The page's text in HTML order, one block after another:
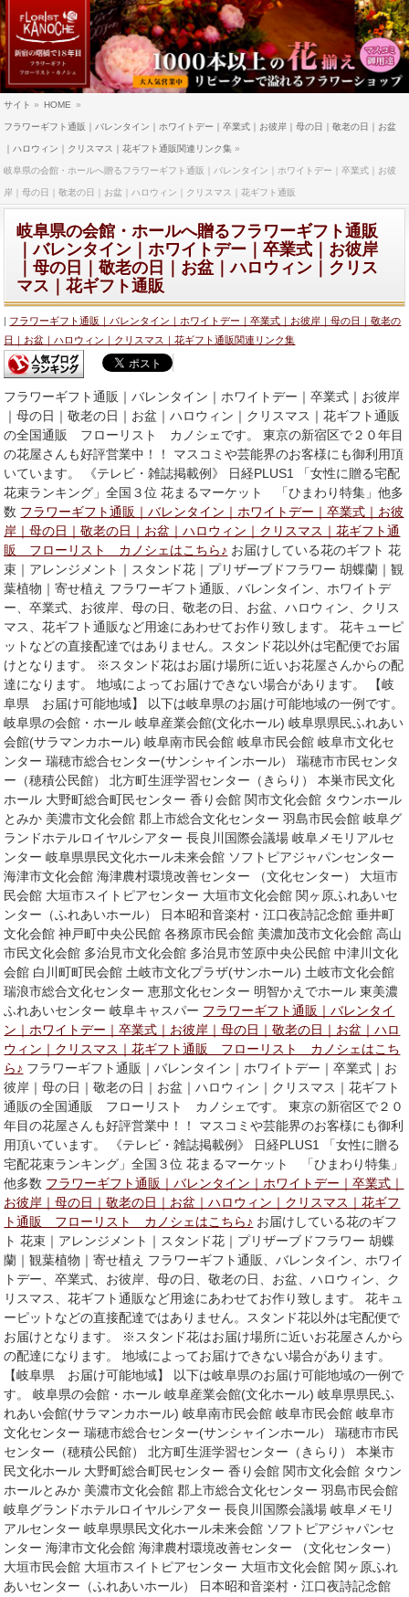
サイト » HOME »
フラワーギフト通販｜バレンタイン｜ホワイトデー｜卒業式｜お彼岸｜母の日｜敬老の日｜お盆
｜ハロウィン｜クリスマス｜花ギフト通販関連リンク集 »
岐阜県の会館・ホールへ贈るフラワーギフト通販｜バレンタイン｜ホワイトデー｜卒業式｜お彼
岸｜母の日｜敬老の日｜お盆｜ハロウィン｜クリスマス｜花ギフト通販
岐阜県の会館・ホールへ贈るフラワーギフト通販
｜バレンタイン｜ホワイトデー｜卒業式｜お彼岸
｜母の日｜敬老の日｜お盆｜ハロウィン｜クリス
マス｜花ギフト通販
フラワーギフト通販｜バレンタイン｜ホワイトデー｜卒業式｜お彼岸｜母の日｜敬老の
日｜お盆｜ハロウィン｜クリスマス｜花ギフト通販関連リンク集
フラワーギフト通販｜バレンタイン｜ホワイトデー｜卒業式｜お彼岸
｜母の日｜敬老の日｜お盆｜ハロウィン｜クリスマス｜花ギフト通販
の全国通販 フローリスト カノシェです。 東京の新宿区で２０年目
の花屋さんも好評営業中！！ マスコミや芸能界のお客様にも御利用頂
いています。 《テレビ・雑誌掲載例》 日経PLUS1 「女性に贈る宅配
花束ランキング」全国３位 花まるマーケット 「ひまわり特集」他多
数 フラワーギフト通販｜バレンタイン｜ホワイトデー｜卒業式｜お彼
岸｜母の日｜敬老の日｜お盆｜ハロウィン｜クリスマス｜花ギフト通
販 フローリスト カノシェはこちら♪ お届けしている花のギフト 花
束｜アレンジメント｜スタンド花｜プリザーブドフラワー 胡蝶蘭｜観
葉植物｜寄せ植え フラワーギフト通販、バレンタイン、ホワイトデ
ー、卒業式、お彼岸、母の日、敬老の日、お盆、ハロウィン、クリス
マス、花ギフト通販など用途にあわせてお作り致します。 花キューピ
ットなどの直接配達ではありません。スタンド花以外は宅配便でお届
けとなります。 ※スタンド花はお届け場所に近いお花屋さんからの配
達になります。 地域によってお届けできない場合があります。 【岐
阜県 お届け可能地域】 以下は岐阜県のお届け可能地域の一例です。
岐阜県の会館・ホール 岐阜産業会館(文化ホール) 岐阜県県民ふれあい
会館(サラマンカホール) 岐阜南市民会館 岐阜市民会館 岐阜市文化セ
ンター 瑞穂市総合センター(サンシャインホール） 瑞穂市市民センタ
ー（穂積公民館） 北方町生涯学習センター（きらり） 本巣市民文化
ホール 大野町総合町民センター 香り会館 関市文化会館 タウンホール
とみか 美濃市文化会館 郡上市総合文化センター 羽島市民会館 岐阜グ
ランドホテルロイヤルシアター 長良川国際会議場 岐阜メモリアルセ
ンター 岐阜県県民文化ホール未来会館 ソフトピアジャパンセンター
海津市文化会館 海津農村環境改善センター （文化センター） 大垣市
民会館 大垣市スイトピアセンター 大垣市文化会館 関ヶ原ふれあいセ
ンター（ふれあいホール） 日本昭和音楽村・江口夜詩記念館 垂井町
文化会館 神戸町中央公民館 各務原市民会館 美濃加茂市文化会館 高山
市民文化会館 多治見市文化会館 多治見市笠原中央公民館 中津川文化
会館 白川町町民会館 土岐市文化プラザ(サンホール) 土岐市文化会館
瑞浪市総合文化センター 恵那文化センター 明智かえでホール 東美濃
ふれあいセンター 岐阜キャスパー フラワーギフト通販｜バレンタイ
ン｜ホワイトデー｜卒業式｜お彼岸｜母の日｜敬老の日｜お盆｜ハロ
ウィン｜クリスマス｜花ギフト通販 フローリスト カノシェはこち
ら♪ フラワーギフト通販｜バレンタイン｜ホワイトデー｜卒業式｜お
彼岸｜母の日｜敬老の日｜お盆｜ハロウィン｜クリスマス｜花ギフト
通販の全国通販 フローリスト カノシェです。 東京の新宿区で２０
年目の花屋さんも好評営業中！！ マスコミや芸能界のお客様にも御利
用頂いています。 《テレビ・雑誌掲載例》 日経PLUS1 「女性に贈る
宅配花束ランキング」全国３位 花まるマーケット 「ひまわり特集」
他多数 フラワーギフト通販｜バレンタイン｜ホワイトデー｜卒業式｜
お彼岸｜母の日｜敬老の日｜お盆｜ハロウィン｜クリスマス｜花ギフ
ト通販 フローリスト カノシェはこちら♪ お届けしている花のギフ
ト 花束｜アレンジメント｜スタンド花｜プリザーブドフラワー 胡蝶
蘭｜観葉植物｜寄せ植え フラワーギフト通販、バレンタイン、ホワイ
トデー、卒業式、お彼岸、母の日、敬老の日、お盆、ハロウィン、ク
リスマス、花ギフト通販など用途にあわせてお作り致します。 花キュ
ーピットなどの直接配達ではありません。スタンド花以外は宅配便で
お届けとなります。 ※スタンド花はお届け場所に近いお花屋さんから
の配達になります。 地域によってお届けできない場合があります。
【岐阜県 お届け可能地域】 以下は岐阜県のお届け可能地域の一例で
す。 岐阜県の会館・ホール 岐阜産業会館(文化ホール) 岐阜県県民ふ
れあい会館(サラマンカホール) 岐阜南市民会館 岐阜市民会館 岐阜市
文化センター 瑞穂市総合センター(サンシャインホール） 瑞穂市市民
センター（穂積公民館） 北方町生涯学習センター（きらり） 本巣市
民文化ホール 大野町総合町民センター 香り会館 関市文化会館 タウン
ホールとみか 美濃市文化会館 郡上市総合文化センター 羽島市民会館
岐阜グランドホテルロイヤルシアター 長良川国際会議場 岐阜メモリ
アルセンター 岐阜県県民文化ホール未来会館 ソフトピアジャパンセ
ンター 海津市文化会館 海津農村環境改善センター （文化センター）
大垣市民会館 大垣市スイトピアセンター 大垣市文化会館 関ヶ原ふれ
あいセンター（ふれあいホール） 日本昭和音楽村・江口夜詩記念館